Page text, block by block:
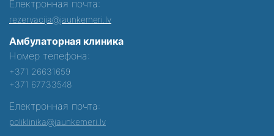
Електронная почта:
rezervacija@jaunkemeri.lv
Амбулаторная клиника
Номер телефона:
+371 26631659
+371 67733548
Електронная почта:
poliklinika@jaunkemeri.lv